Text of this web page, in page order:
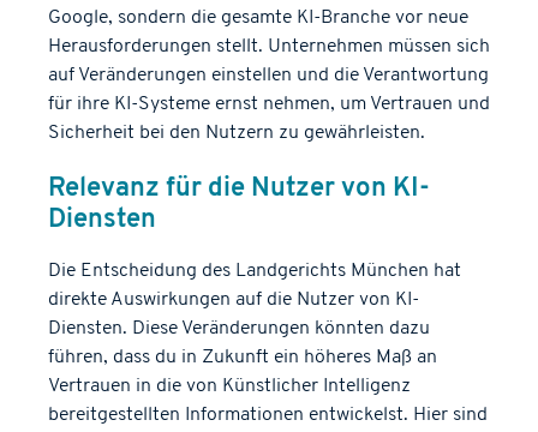
Google, sondern die gesamte KI-Branche vor neue
Herausforderungen stellt. Unternehmen müssen sich
auf Veränderungen einstellen und die Verantwortung
für ihre KI-Systeme ernst nehmen, um Vertrauen und
Sicherheit bei den Nutzern zu gewährleisten.
Relevanz für die Nutzer von KI-
Diensten
Die Entscheidung des Landgerichts München hat
direkte Auswirkungen auf die Nutzer von KI-
Diensten. Diese Veränderungen könnten dazu
führen, dass du in Zukunft ein höheres Maß an
Vertrauen in die von Künstlicher Intelligenz
bereitgestellten Informationen entwickelst. Hier sind